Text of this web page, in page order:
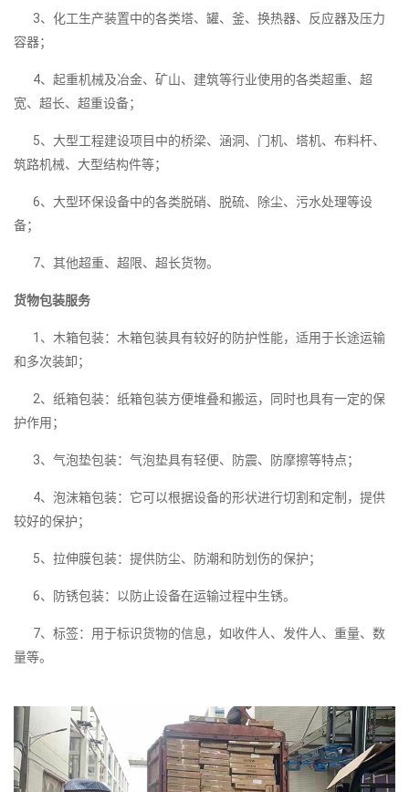
3、化工生产装置中的各类塔、罐、釜、换热器、反应器及压力
容器；
4、起重机械及冶金、矿山、建筑等行业使用的各类超重、超
宽、超长、超重设备；
5、大型工程建设项目中的桥梁、涵洞、门机、塔机、布料杆、
筑路机械、大型结构件等；
6、大型环保设备中的各类脱硝、脱硫、除尘、污水处理等设
备；
7、其他超重、超限、超长货物。
货物包装服务
1、木箱包装：木箱包装具有较好的防护性能，适用于长途运输
和多次装卸；
2、纸箱包装：纸箱包装方便堆叠和搬运，同时也具有一定的保
护作用；
3、气泡垫包装：气泡垫具有轻便、防震、防摩擦等特点；
4、泡沫箱包装：它可以根据设备的形状进行切割和定制，提供
较好的保护；
5、拉伸膜包装：提供防尘、防潮和防划伤的保护；
6、防锈包装：以防止设备在运输过程中生锈。
7、标签：用于标识货物的信息，如收件人、发件人、重量、数
量等。